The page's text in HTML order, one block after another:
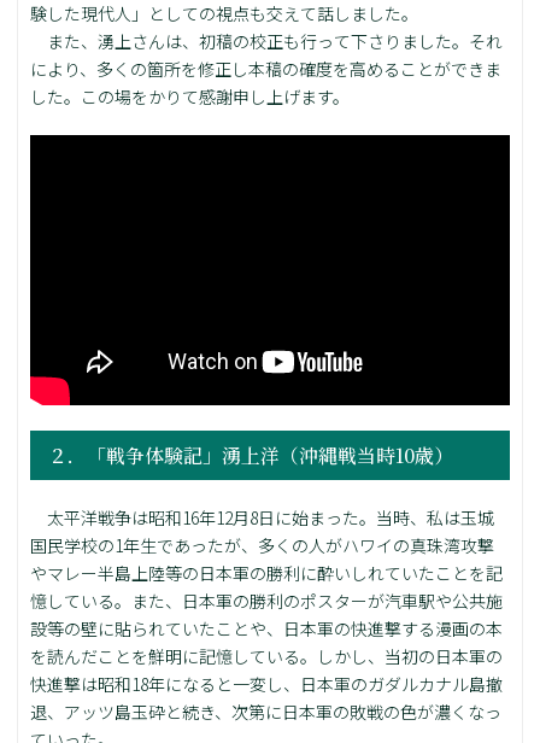
験した現代人」としての視点も交えて話しました。
また、湧上さんは、初稿の校正も行って下さりました。それ
により、多くの箇所を修正し本稿の確度を高めることができま
した。この場をかりて感謝申し上げます。
２．「戦争体験記」湧上洋（沖縄戦当時10歳）
太平洋戦争は昭和16年12月8日に始まった。当時、私は玉城
国民学校の1年生であったが、多くの人がハワイの真珠湾攻撃
やマレー半島上陸等の日本軍の勝利に酔いしれていたことを記
憶している。また、日本軍の勝利のポスターが汽車駅や公共施
設等の壁に貼られていたことや、日本軍の快進撃する漫画の本
を読んだことを鮮明に記憶している。しかし、当初の日本軍の
快進撃は昭和18年になると一変し、日本軍のガダルカナル島撤
退、アッツ島玉砕と続き、次第に日本軍の敗戦の色が濃くなっ